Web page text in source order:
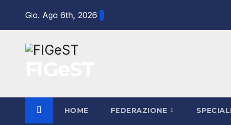
Gio. Ago 6th, 2026
HOME FEDERAZIONE